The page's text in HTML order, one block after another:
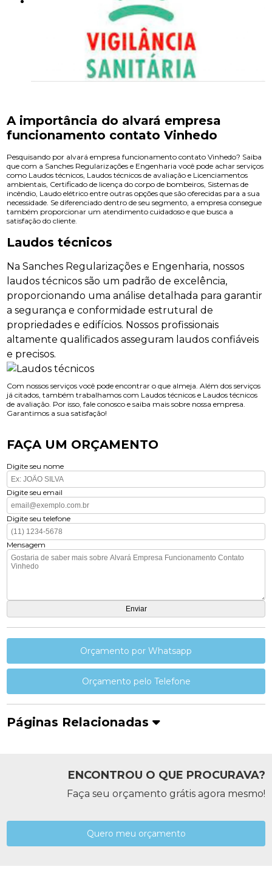
A importância do alvará empresa
funcionamento contato Vinhedo
Pesquisando por alvará empresa funcionamento contato Vinhedo? Saiba
que com a Sanches Regularizações e Engenharia você pode achar serviços
como Laudos técnicos, Laudos técnicos de avaliação e Licenciamentos
ambientais, Certificado de licença do corpo de bombeiros, Sistemas de
incêndio, Laudo elétrico entre outras opções que são oferecidas para a sua
necessidade. Se diferenciado dentro de seu segmento, a empresa consegue
também proporcionar um atendimento cuidadoso e que busca a
satisfação do cliente.
Laudos técnicos
Na Sanches Regularizações e Engenharia, nossos
laudos técnicos são um padrão de excelência,
proporcionando uma análise detalhada para garantir
a segurança e conformidade estrutural de
propriedades e edifícios. Nossos profissionais
altamente qualificados asseguram laudos confiáveis
e precisos.
Com nossos serviços você pode encontrar o que almeja. Além dos serviços
já citados, também trabalhamos com Laudos técnicos e Laudos técnicos
de avaliação. Por isso, fale conosco e saiba mais sobre nossa empresa.
Garantimos a sua satisfação!
FAÇA UM ORÇAMENTO
Digite seu nome
Digite seu email
Digite seu telefone
Mensagem
Orçamento por Whatsapp
Orçamento pelo Telefone
Páginas Relacionadas
ENCONTROU O QUE PROCURAVA?
Faça seu orçamento grátis agora mesmo!
Quero meu orçamento